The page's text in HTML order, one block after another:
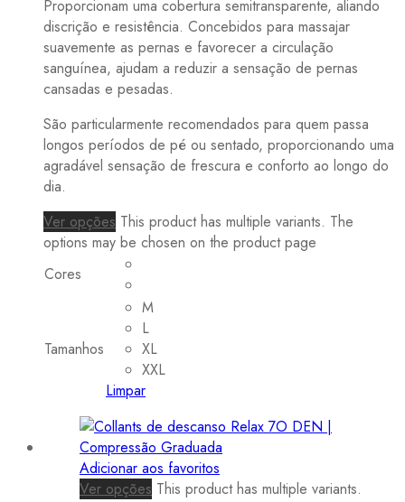
Proporcionam uma cobertura semitransparente, aliando
discrição e resistência. Concebidos para massajar
suavemente as pernas e favorecer a circulação
sanguínea, ajudam a reduzir a sensação de pernas
cansadas e pesadas.
São particularmente recomendados para quem passa
longos períodos de pé ou sentado, proporcionando uma
agradável sensação de frescura e conforto ao longo do
dia.
Ver opções This product has multiple variants. The
options may be chosen on the product page
Cores
Tamanhos
M
L
XL
XXL
Limpar
Adicionar aos favoritos
Ver opções This product has multiple variants.